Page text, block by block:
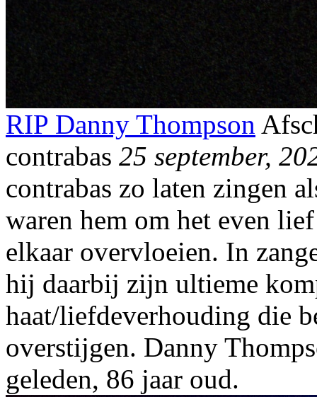
RIP Danny Thompson
contrabas 25 september,
contrabas zo laten zingen
waren hem om het even
elkaar overvloeien. In
hij daarbij zijn ultieme
haat/liefdeverhouding die
overstijgen. Danny
geleden, 86 jaar oud.